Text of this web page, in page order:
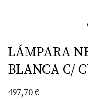
LÁMPARA
BLANCA C/
497,70€